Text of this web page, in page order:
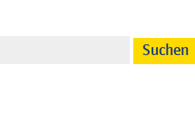
Suchen